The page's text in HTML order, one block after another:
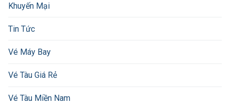
Khuyến Mại
Tin Tức
Vé Máy Bay
Vé Tàu Giá Rẻ
Vé Tàu Miền Nam